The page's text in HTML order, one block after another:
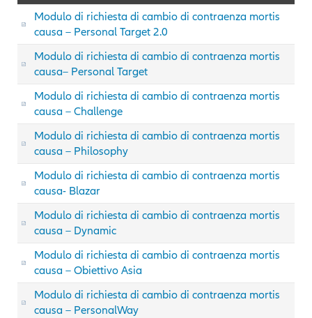
Modulo di richiesta di cambio di contraenza mortis
causa – Personal Target 2.0
Modulo di richiesta di cambio di contraenza mortis
causa– Personal Target
Modulo di richiesta di cambio di contraenza mortis
causa – Challenge
Modulo di richiesta di cambio di contraenza mortis
causa – Philosophy
Modulo di richiesta di cambio di contraenza mortis
causa- Blazar
Modulo di richiesta di cambio di contraenza mortis
causa – Dynamic
Modulo di richiesta di cambio di contraenza mortis
causa – Obiettivo Asia
Modulo di richiesta di cambio di contraenza mortis
causa – PersonalWay